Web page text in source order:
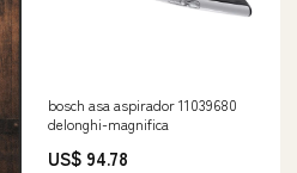
bosch asa aspirador 11039680
delonghi-magnifica
US$ 94.78